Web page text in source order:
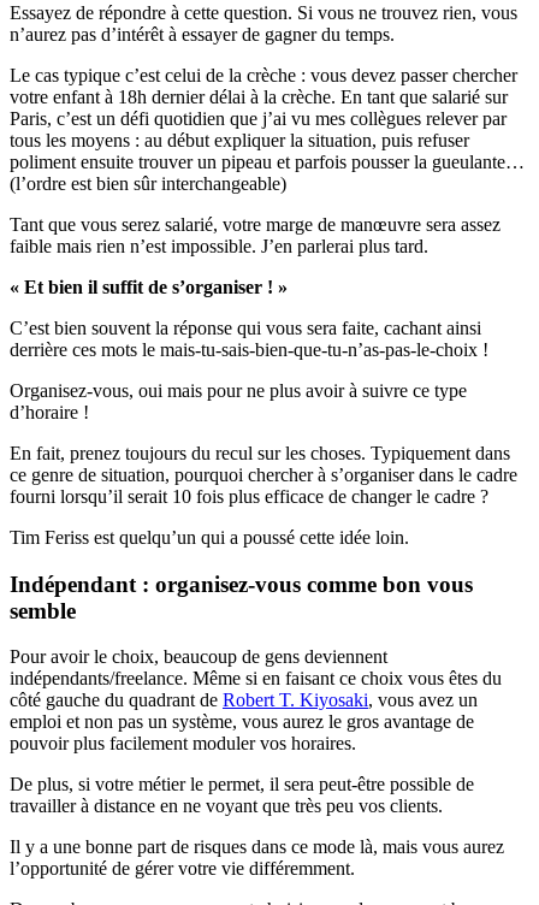
Essayez de répondre à cette question. Si vous ne trouvez rien, vous
n’aurez pas d’intérêt à essayer de gagner du temps.
Le cas typique c’est celui de la crèche : vous devez passer chercher
votre enfant à 18h dernier délai à la crèche. En tant que salarié sur
Paris, c’est un défi quotidien que j’ai vu mes collègues relever par
tous les moyens : au début expliquer la situation, puis refuser
poliment ensuite trouver un pipeau et parfois pousser la gueulante…
(l’ordre est bien sûr interchangeable)
Tant que vous serez salarié, votre marge de manœuvre sera assez
faible mais rien n’est impossible. J’en parlerai plus tard.
« Et bien il suffit de s’organiser ! »
C’est bien souvent la réponse qui vous sera faite, cachant ainsi
derrière ces mots le mais-tu-sais-bien-que-tu-n’as-pas-le-choix !
Organisez-vous, oui mais pour ne plus avoir à suivre ce type
d’horaire !
En fait, prenez toujours du recul sur les choses. Typiquement dans
ce genre de situation, pourquoi chercher à s’organiser dans le cadre
fourni lorsqu’il serait 10 fois plus efficace de changer le cadre ?
Tim Feriss est quelqu’un qui a poussé cette idée loin.
Indépendant : organisez-vous comme bon vous
semble
Pour avoir le choix, beaucoup de gens deviennent
indépendants/freelance. Même si en faisant ce choix vous êtes du
côté gauche du quadrant de Robert T. Kiyosaki, vous avez un
emploi et non pas un système, vous aurez le gros avantage de
pouvoir plus facilement moduler vos horaires.
De plus, si votre métier le permet, il sera peut-être possible de
travailler à distance en ne voyant que très peu vos clients.
Il y a une bonne part de risques dans ce mode là, mais vous aurez
l’opportunité de gérer votre vie différemment.